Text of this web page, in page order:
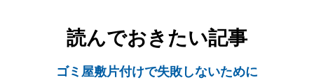
読んでおきたい記事
ゴミ屋敷片付けで失敗しないために